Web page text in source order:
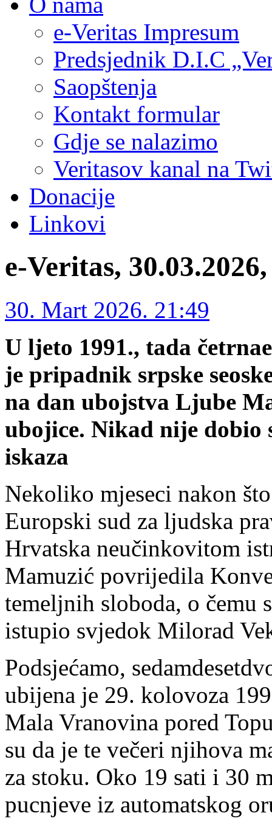
e-Veritas Impresum
Predsjednik D.I.C
Saopštenja
Kontakt formular
Gdje se nalazimo
Veritasov kanal na
Donacije
Linkovi
e-Veritas,
30. Mart 2026. 21:49
U ljeto 1991., tada
je pripadnik srpske
na dan ubojstva Ljube
ubojice. Nikad nije dobio
iskaza
Nekoliko mjeseci nakon
Europski sud za ljudska
Hrvatska neučinkovitom
Mamuzić povrijedila
temeljnih sloboda, o čemu
istupio svjedok Milorad
Podsjećamo,
ubijena je 29. kolovoza
Mala Vranovina pored
su da je te večeri njihova
za stoku. Oko 19 sati i 30
pucnjeve iz automatskog